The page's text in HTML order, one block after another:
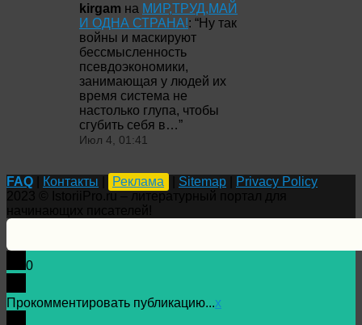
kirgam на МИР,ТРУД,МАЙ
И ОДНА СТРАНА!: “Ну так
войны и маскируют
бессмысленность
псевдоэкономики,
занимающая у людей их
время система не
настолько глупа, чтобы
сгубить себя в…”
Июл 4, 01:41
FAQ Контакты Реклама Sitemap
Privacy Policy
0
Прокомментировать публикацию...x